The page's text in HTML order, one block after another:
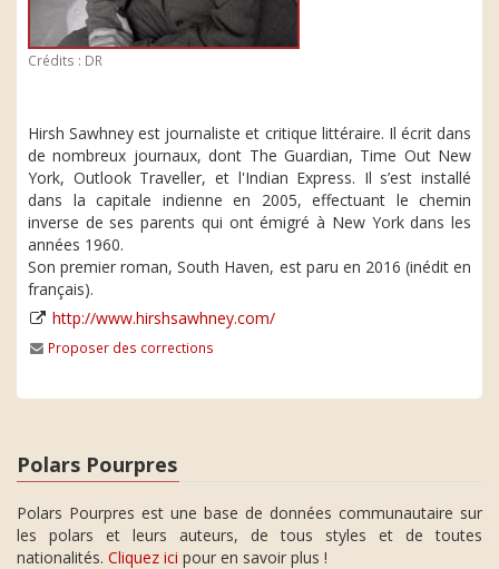
Crédits : DR
Hirsh Sawhney est journaliste et critique littéraire. Il écrit dans
de nombreux journaux, dont The Guardian, Time Out New
York, Outlook Traveller, et l'Indian Express. Il s’est installé
dans la capitale indienne en 2005, effectuant le chemin
inverse de ses parents qui ont émigré à New York dans les
années 1960.
Son premier roman, South Haven, est paru en 2016 (inédit en
français).
http://www.hirshsawhney.com/
Proposer des corrections
Polars Pourpres
Polars Pourpres est une base de données communautaire sur
les polars et leurs auteurs, de tous styles et de toutes
nationalités. Cliquez ici pour en savoir plus !